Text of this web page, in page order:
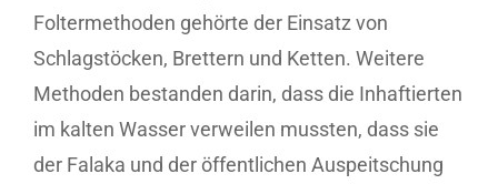
Foltermethoden gehörte der Einsatz von
Schlagstöcken, Brettern und Ketten. Weitere
Methoden bestanden darin, dass die Inhaftierten
im kalten Wasser verweilen mussten, dass sie
der Falaka und der öffentlichen Auspeitschung